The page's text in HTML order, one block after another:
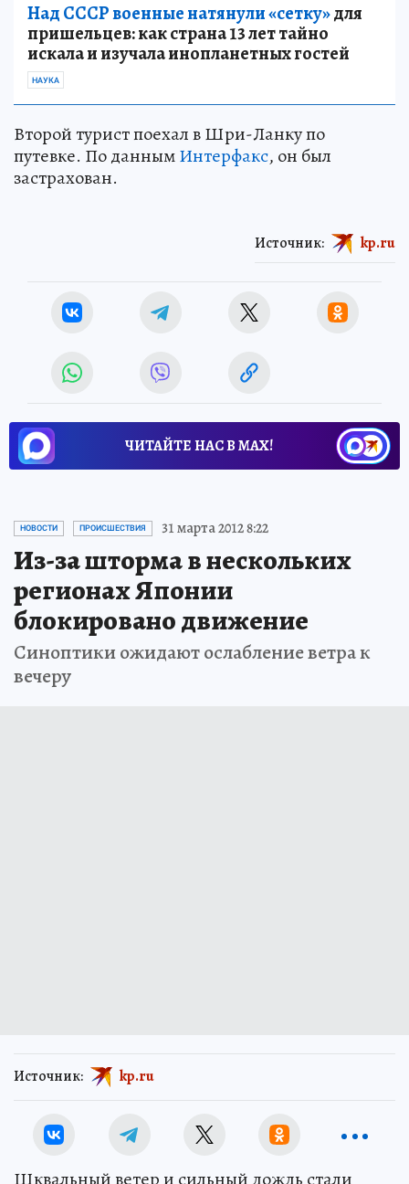
Над СССР военные натянули «сетку»для
пришельцев: как страна 13 лет тайно
искала и изучала инопланетных гостей
НАУКА
Второй турист поехал в Шри-Ланку по
путевке. По даннымИнтерфакс, он был
застрахован.
Источник: kp.ru
ЧИТАЙТЕ НАС В МАХ!
НОВОСТИ ПРОИСШЕСТВИЯ 31 марта 2012 8:22
Из-за шторма в нескольких
регионах Японии
блокировано движение
Синоптики ожидают ослабление ветра к
вечеру
Источник: kp.ru
Шквальный ветер и сильный дождь стали